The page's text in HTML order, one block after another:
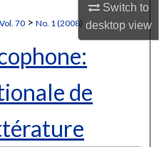
Switch to
desktopview
Network™
Vol. 70 > No. 1 (2008)
de